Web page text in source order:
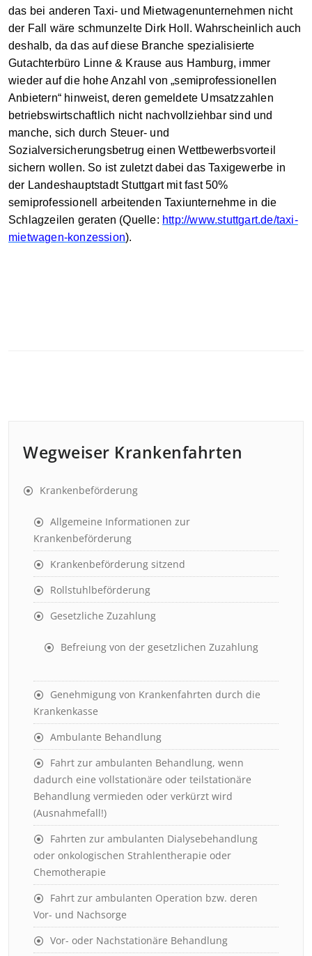
das bei anderen Taxi- und Mietwagenunternehmen nicht
der Fall wäre schmunzelte Dirk Holl. Wahrscheinlich auch
deshalb, da das auf diese Branche spezialisierte
Gutachterbüro Linne & Krause aus Hamburg, immer
wieder auf die hohe Anzahl von „semiprofessionellen
Anbietern“ hinweist, deren gemeldete Umsatzzahlen
betriebswirtschaftlich nicht nachvollziehbar sind und
manche, sich durch Steuer- und
Sozialversicherungsbetrug einen Wettbewerbsvorteil
sichern wollen. So ist zuletzt dabei das Taxigewerbe in
der Landeshauptstadt Stuttgart mit fast 50%
semiprofessionell arbeitenden Taxiunternehme in die
Schlagzeilen geraten (Quelle: http://www.stuttgart.de/taxi-
mietwagen-konzession).
Wegweiser Krankenfahrten
Krankenbeförderung
Allgemeine Informationen zur
Krankenbeförderung
Krankenbeförderung sitzend
Rollstuhlbeförderung
Gesetzliche Zuzahlung
Befreiung von der gesetzlichen Zuzahlung
Genehmigung von Krankenfahrten durch die
Krankenkasse
Ambulante Behandlung
Fahrt zur ambulanten Behandlung, wenn
dadurch eine vollstationäre oder teilstationäre
Behandlung vermieden oder verkürzt wird
(Ausnahmefall!)
Fahrten zur ambulanten Dialysebehandlung
oder onkologischen Strahlentherapie oder
Chemotherapie
Fahrt zur ambulanten Operation bzw. deren
Vor- und Nachsorge
Vor- oder Nachstationäre Behandlung